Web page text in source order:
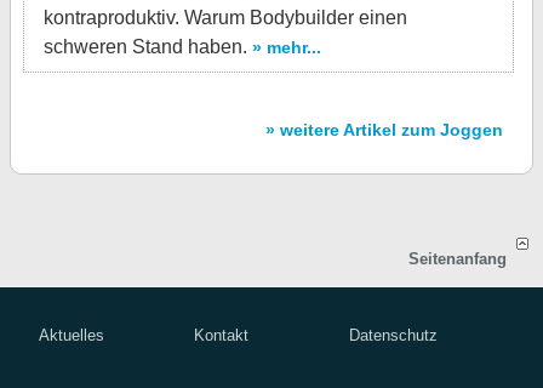
kontraproduktiv. Warum Bodybuilder einen
schweren Stand haben. » mehr...
» weitere Artikel zum Joggen
Seitenanfang
Aktuelles Kontakt Datenschutz